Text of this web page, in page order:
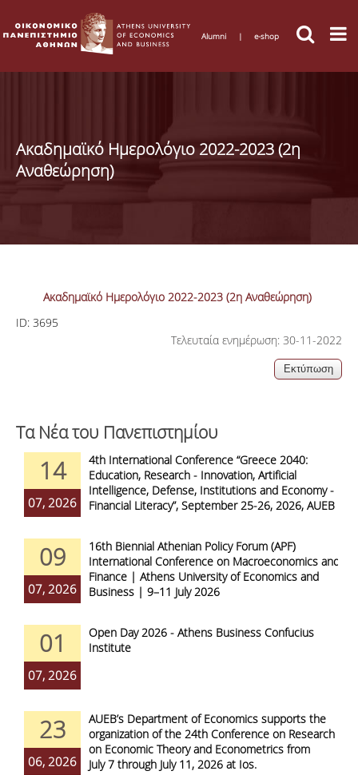
Alumni | e-shop
Ακαδημαϊκό Ημερολόγιο 2022-2023 (2η
Αναθεώρηση)
Ακαδημαϊκό Ημερολόγιο 2022-2023 (2η Αναθεώρηση)
ID: 3695
Τελευταία ενημέρωση: 30-11-2022
Τα Νέα του Πανεπιστημίου
14
07, 2026
4th International Conference “Greece 2040:
Education, Research - Innovation, Artificial
Intelligence, Defense, Institutions and Economy -
Financial Literacy”, September 25-26, 2026, AUEB
09
07, 2026
16th Biennial Athenian Policy Forum (APF)
International Conference on Macroeconomics and
Finance | Athens University of Economics and
Business | 9–11 July 2026
01
07, 2026
Open Day 2026 - Athens Business Confucius
Institute
23
06, 2026
AUEB’s Department of Economics supports the
organization of the 24th Conference on Research
on Economic Theory and Econometrics from
July 7 through July 11, 2026 at Ios.